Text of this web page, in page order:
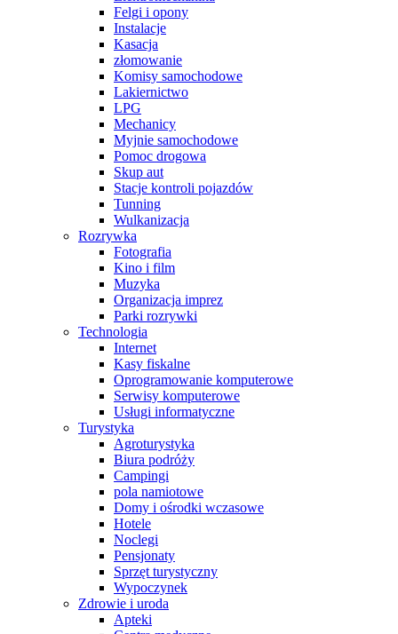
Felgi i opony
Instalacje
Kasacja
złomowanie
Komisy samochodowe
Lakiernictwo
LPG
Mechanicy
Myjnie samochodowe
Pomoc drogowa
Skup aut
Stacje kontroli pojazdów
Tunning
Wulkanizacja
Rozrywka
Fotografia
Kino i film
Muzyka
Organizacja imprez
Parki rozrywki
Technologia
Internet
Kasy fiskalne
Oprogramowanie komputerowe
Serwisy komputerowe
Usługi informatyczne
Turystyka
Agroturystyka
Biura podróży
Campingi
pola namiotowe
Domy i ośrodki wczasowe
Hotele
Noclegi
Pensjonaty
Sprzęt turystyczny
Wypoczynek
Zdrowie i uroda
Apteki